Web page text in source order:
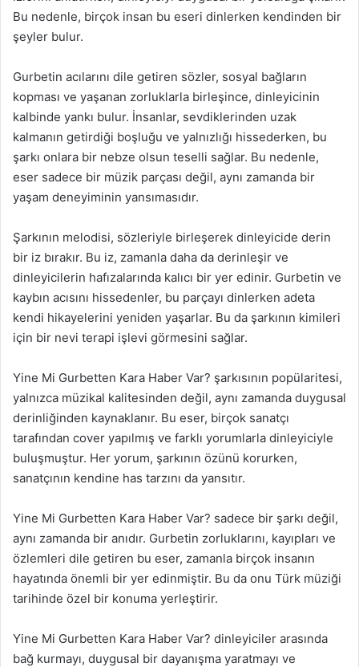
Bu nedenle, birçok insan bu eseri dinlerken kendinden bir
şeyler bulur.
Gurbetin acılarını dile getiren sözler, sosyal bağların
kopması ve yaşanan zorluklarla birleşince, dinleyicinin
kalbinde yankı bulur. İnsanlar, sevdiklerinden uzak
kalmanın getirdiği boşluğu ve yalnızlığı hissederken, bu
şarkı onlara bir nebze olsun teselli sağlar. Bu nedenle,
eser sadece bir müzik parçası değil, aynı zamanda bir
yaşam deneyiminin yansımasıdır.
Şarkının melodisi, sözleriyle birleşerek dinleyicide derin
bir iz bırakır. Bu iz, zamanla daha da derinleşir ve
dinleyicilerin hafızalarında kalıcı bir yer edinir. Gurbetin ve
kaybın acısını hissedenler, bu parçayı dinlerken adeta
kendi hikayelerini yeniden yaşarlar. Bu da şarkının kimileri
için bir nevi terapi işlevi görmesini sağlar.
Yine Mi Gurbetten Kara Haber Var? şarkısının popülaritesi,
yalnızca müzikal kalitesinden değil, aynı zamanda duygusal
derinliğinden kaynaklanır. Bu eser, birçok sanatçı
tarafından cover yapılmış ve farklı yorumlarla dinleyiciyle
buluşmuştur. Her yorum, şarkının özünü korurken,
sanatçının kendine has tarzını da yansıtır.
Yine Mi Gurbetten Kara Haber Var? sadece bir şarkı değil,
aynı zamanda bir anıdır. Gurbetin zorluklarını, kayıpları ve
özlemleri dile getiren bu eser, zamanla birçok insanın
hayatında önemli bir yer edinmiştir. Bu da onu Türk müziği
tarihinde özel bir konuma yerleştirir.
Yine Mi Gurbetten Kara Haber Var? dinleyiciler arasında
bağ kurmayı, duygusal bir dayanışma yaratmayı ve